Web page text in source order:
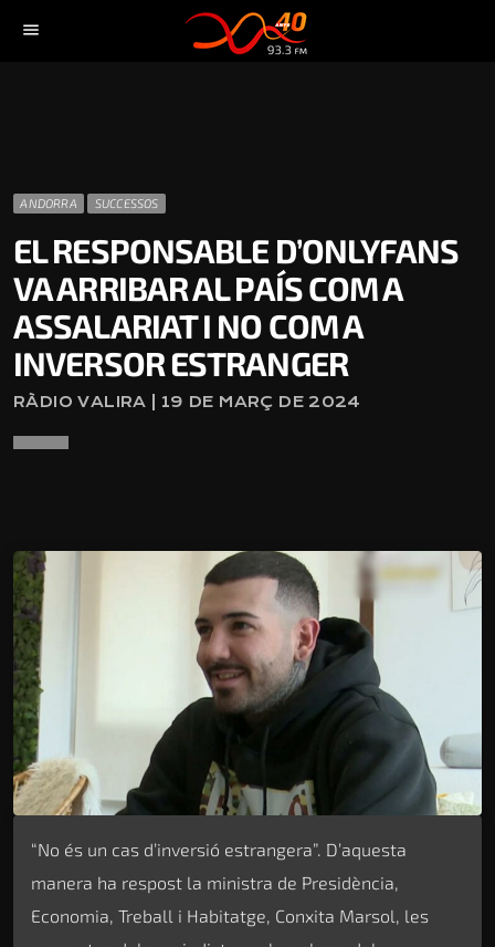
menu
ANDORRA SUCCESSOS
EL RESPONSABLE D’ONLYFANS
VA ARRIBAR AL PAÍS COM A
ASSALARIAT I NO COM A
INVERSOR ESTRANGER
RÀDIO VALIRA | 19 DE MARÇ DE 2024
“No és un cas d’inversió estrangera”. D’aquesta
manera ha respost la ministra de Presidència,
Economia, Treball i Habitatge, Conxita Marsol, les